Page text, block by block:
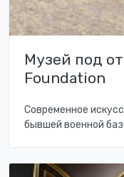
Музей под
Foundation
Современное
бывшей военной